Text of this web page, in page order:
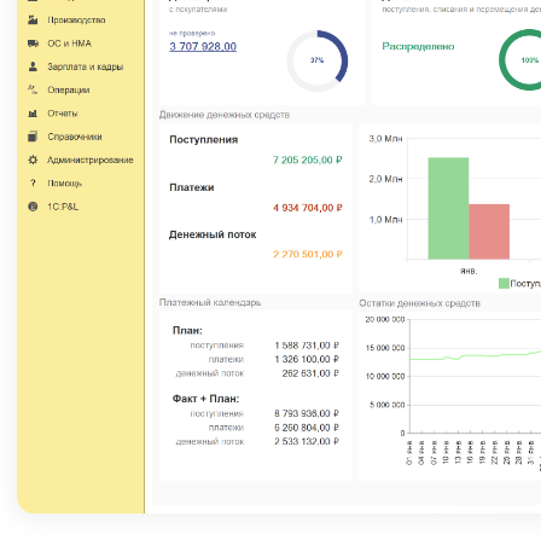
Бухгалтер
Ведет бухгалтерский учет
в привычной программе без
Формирует ДДС, ОПиУ и баланс